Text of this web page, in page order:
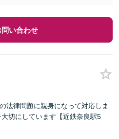
問い合わせ
法律問題に親身になって対応しま
切にしています【近鉄奈良駅5